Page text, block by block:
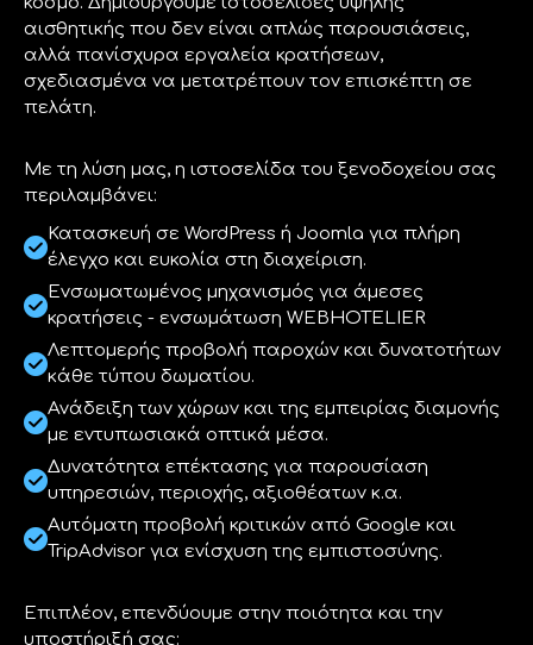
αισθητικής που δεν είναι απλώς παρουσιάσεις,
αλλά πανίσχυρα εργαλεία κρατήσεων,
σχεδιασμένα να μετατρέπουν τον επισκέπτη σε
πελάτη.
Με τη λύση μας, η ιστοσελίδα του ξενοδοχείου σας
περιλαμβάνει:
Κατασκευή σε WordPress ή Joomla για πλήρη
έλεγχο και ευκολία στη διαχείριση.
Ενσωματωμένος μηχανισμός για άμεσες
κρατήσεις - ενσωμάτωση WEBHOTELIER
Λεπτομερής προβολή παροχών και δυνατοτήτων
κάθε τύπου δωματίου.
Ανάδειξη των χώρων και της εμπειρίας διαμονής
με εντυπωσιακά οπτικά μέσα.
Δυνατότητα επέκτασης για παρουσίαση
υπηρεσιών, περιοχής, αξιοθέατων κ.α.
Αυτόματη προβολή κριτικών από Google και
TripAdvisor για ενίσχυση της εμπιστοσύνης.
Επιπλέον, επενδύουμε στην ποιότητα και την
υποστήριξή σας: